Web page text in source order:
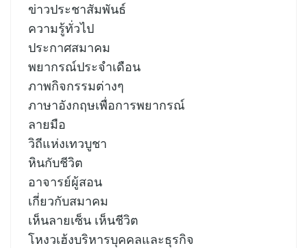
ข่าวประชาสัมพันธ์
ความรู้ทั่วไป
ประกาศสมาคม
พยากรณ์ประจำเดือน
ภาพกิจกรรมต่างๆ
ภาษาอังกฤษเพื่อการพยากรณ์
ลายมือ
วิถีแห่งเทวบูชา
หินกับชีวิต
อาจารย์ผู้สอน
เกี่ยวกับสมาคม
เห็นลายเซ็น เห็นชีวิต
โหงวเฮ้งบริหารบุคคลและธุรกิจ